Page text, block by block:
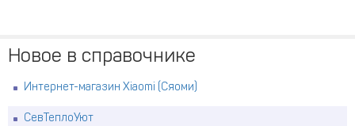
Новое в справочнике
Интернет-магазин Xiaomi (Сяоми)
СевТеплоУют